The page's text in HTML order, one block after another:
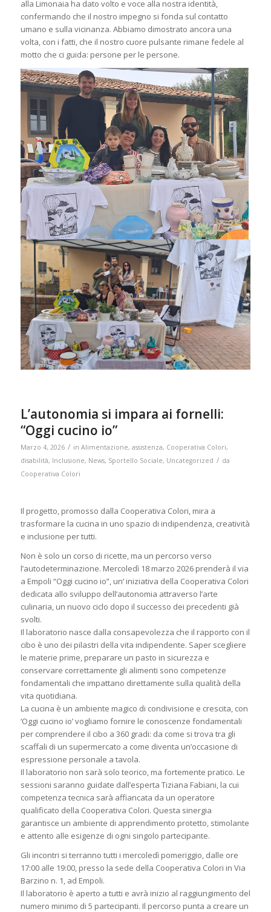
alla Limonaia ha dato volto e voce alla nostra identità,
confermando che il nostro impegno si fonda sul contatto
umano e sulla vicinanza. Abbiamo dimostrato ancora una
volta, con i fatti, che il nostro cuore pulsante rimane fedele al
motto che ci guida: persone per le persone.
L’autonomia si impara ai fornelli:
“Oggi cucino io”
Marzo 4, 2026 / in Alimentazione, assistenza, Cooperativa Colori,
disabilità, Inclusione, News, Sportello Sociale, Uncategorized / da
Cooperativa Colori
Il progetto, promosso dalla Cooperativa Colori, mira a
trasformare la cucina in uno spazio di indipendenza, creatività
e inclusione per tutti.
Non è solo un corso di ricette, ma un percorso verso
l’autodeterminazione. Mercoledì 18 marzo 2026 prenderà il via
a Empoli “Oggi cucino io”, un’ iniziativa della Cooperativa Colori
dedicata allo sviluppo dell’autonomia attraverso l’arte
culinaria, un nuovo ciclo dopo il successo dei precedenti già
svolti.
Il laboratorio nasce dalla consapevolezza che il rapporto con il
cibo è uno dei pilastri della vita indipendente. Saper scegliere
le materie prime, preparare un pasto in sicurezza e
conservare correttamente gli alimenti sono competenze
fondamentali che impattano direttamente sulla qualità della
vita quotidiana.
La cucina è un ambiente magico di condivisione e crescita, con
‘Oggi cucino io’ vogliamo fornire le conoscenze fondamentali
per comprendere il cibo a 360 gradi: da come si trova tra gli
scaffali di un supermercato a come diventa un’occasione di
espressione personale a tavola.
Il laboratorio non sarà solo teorico, ma fortemente pratico. Le
sessioni saranno guidate dall’esperta Tiziana Fabiani, la cui
competenza tecnica sarà affiancata da un operatore
qualificato della Cooperativa Colori. Questa sinergia
garantisce un ambiente di apprendimento protetto, stimolante
e attento alle esigenze di ogni singolo partecipante.
Gli incontri si terranno tutti i mercoledì pomeriggio, dalle ore
17:00 alle 19:00, presso la sede della Cooperativa Colori in Via
Barzino n. 1, ad Empoli.
Il laboratorio è aperto a tutti e avrà inizio al raggiungimento del
numero minimo di 5 partecipanti. Il percorso punta a creare un